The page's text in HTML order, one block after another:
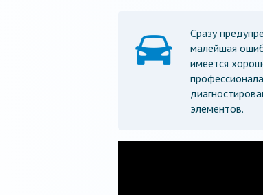
Сразу
малейшая
имеется
элементов.